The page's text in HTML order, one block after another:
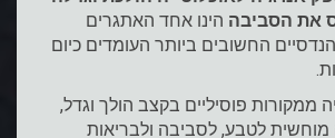
את הסביבה הינו אחד האתגרים
החשובים ביותר העומדים כיום
ממקורות פוסיליים בקצב הולך וגדל,
מוחשית לטבע, לסביבה ולבריאות